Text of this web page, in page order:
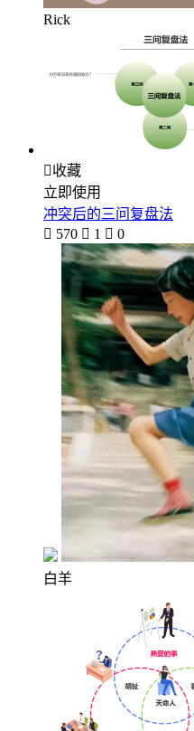
Rick
收藏
立即使用
冲突后的三问复盘法
 570  1  0
白羊